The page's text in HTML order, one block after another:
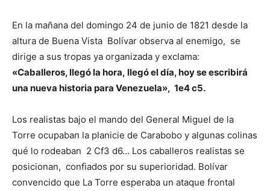
En la mañana del domingo 24 de junio de 1821 desde la
altura de Buena Vista Bolívar observa al enemigo, se
dirige a sus tropas ya organizada y exclama:
«Caballeros, llegó la hora, llegó el día, hoy se escribirá
una nueva historia para Venezuela», 1e4 c5.
Los realistas bajo el mando del General Miguel de la
Torre ocupaban la planicie de Carabobo y algunas colinas
qué lo rodeaban 2 Cf3 d6… Los caballeros realistas se
posicionan, confiados por su superioridad. Bolívar
convencido que La Torre esperaba un ataque frontal